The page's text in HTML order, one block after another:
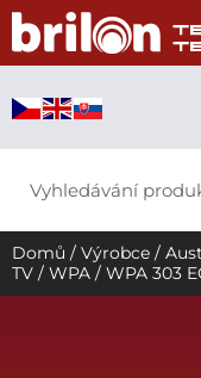
Přeskočit
obsah
Domů / Výrobce /
TV / WPA / WPA 303